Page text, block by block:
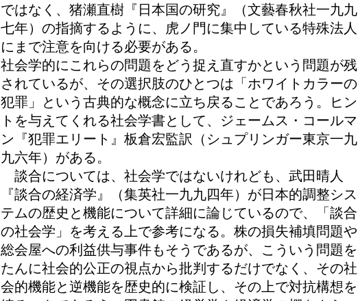
ではなく、猪瀬直樹『日本国の研究』（文藝春秋社一九九
七年）の指摘するように、虎ノ門に集中している特殊法人
にまで注意を向ける必要がある。
社会学的にこれらの問題をどう捉え直すかという問題が残
されているが、その選択肢のひとつは「ホワイトカラーの
犯罪」という古典的な概念に立ち戻ることであろう。ヒン
トを与えてくれる社会学書として、ジェームス・コールマ
ン『犯罪エリート』板倉宏監訳（シュプリンガー東京一九
九六年）がある。
談合については、社会学ではないけれども、武田晴人
『談合の経済学』（集英社一九九四年）が日本的調整シス
テムの歴史と機能について詳細に論じているので、「談合
の社会学」を考える上で参考になる。株の損失補填問題や
総会屋への利益供与事件もそうであるが、こういう問題を
たんに社会的公正の視点から批判するだけでなく、その社
会的機能と逆機能を歴史的に検証し、その上で対抗構想を